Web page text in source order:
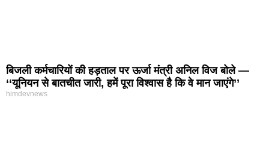
बिजली कर्मचारियों की हड़ताल पर ऊर्जा मंत्री अनिल विज बोले —
‘‘यूनियन से बातचीत जारी, हमें पूरा विश्वास है कि वे मान जाएंगे’’
himdevnews